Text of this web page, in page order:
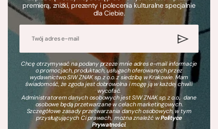
premierą, zniżki, prezenty i polecenia kulturalne specjalnie
dla Ciebie.
Chcę otrzymywać na podany przeze mnie adres e-mail informacje
o promocjach, produktach, usługach oferowanych przez
wydawnictwo SIW ZNAK sp. z o.o. z siedzibą w Krakowie. Mam
świadomość, że zgoda jest dobrowolna i mogę ją w każdej chwili
wycofać.
Administratorem danych osobowych jest SIW ZNAK sp. z o.o., dane
osobowe będą przetwarzane w celach marketingowych.
Szczegółowe zasady przetwarzania danych osobowych, w tym
przysługujących Ci prawach, można znaleźć wPolityce
Prywatności.